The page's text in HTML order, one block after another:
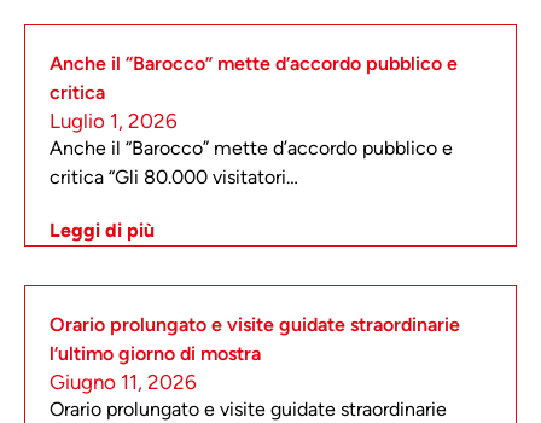
Anche il “Barocco” mette d’accordo pubblico e
critica
Luglio 1, 2026
Anche il “Barocco” mette d’accordo pubblico e
critica “Gli 80.000 visitatori…
Leggi di più
Orario prolungato e visite guidate straordinarie
l’ultimo giorno di mostra
Giugno 11, 2026
Orario prolungato e visite guidate straordinarie